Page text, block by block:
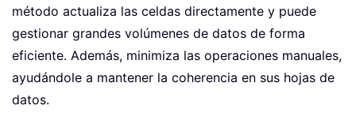
método actualiza las celdas directamente y puede
gestionar grandes volúmenes de datos de forma
eficiente. Además, minimiza las operaciones manuales,
ayudándole a mantener la coherencia en sus hojas de
datos.